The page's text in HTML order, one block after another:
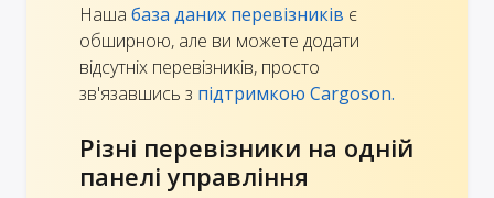
Наша база даних перевізників є
обширною, але ви можете додати
відсутніх перевізників, просто
зв'язавшись з підтримкою Cargoson.
Різні перевізники на одній
панелі управління